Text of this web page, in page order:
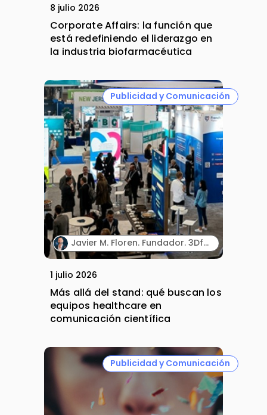
8 julio 2026
Corporate Affairs: la función que
está redefiniendo el liderazgo en
la industria biofarmacéutica
Publicidad y Comunicación
Javier M. Floren. Fundador. 3DforScience.
1 julio 2026
Más allá del stand: qué buscan los
equipos healthcare en
comunicación científica
Publicidad y Comunicación